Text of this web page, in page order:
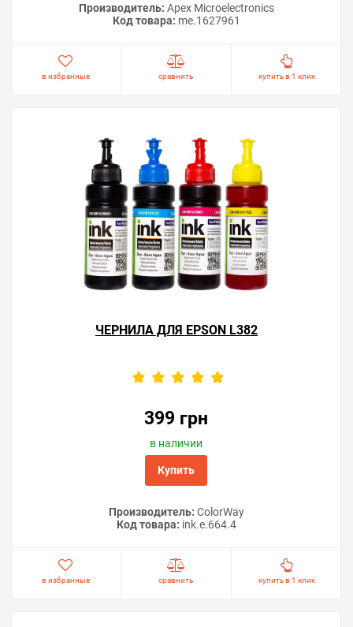
Производитель: Apex Microelectronics
Код товара: me.1627961
в избранные сравнить купить в 1 клик
ЧЕРНИЛА ДЛЯ EPSON L382
399 грн
в наличии
Купить
Производитель: ColorWay
Код товара: ink.e.664.4
в избранные сравнить купить в 1 клик